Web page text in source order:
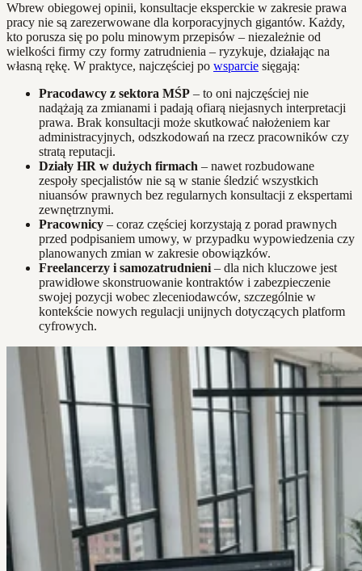
Wbrew obiegowej opinii, konsultacje eksperckie w zakresie prawa
pracy nie są zarezerwowane dla korporacyjnych gigantów. Każdy,
kto porusza się po polu minowym przepisów – niezależnie od
wielkości firmy czy formy zatrudnienia – ryzykuje, działając na
własną rękę. W praktyce, najczęściej po wsparcie sięgają:
Pracodawcy z sektora MŚP – to oni najczęściej nie
nadążają za zmianami i padają ofiarą niejasnych interpretacji
prawa. Brak konsultacji może skutkować nałożeniem kar
administracyjnych, odszkodowań na rzecz pracowników czy
stratą reputacji.
Działy HR w dużych firmach – nawet rozbudowane
zespoły specjalistów nie są w stanie śledzić wszystkich
niuansów prawnych bez regularnych konsultacji z ekspertami
zewnętrznymi.
Pracownicy – coraz częściej korzystają z porad prawnych
przed podpisaniem umowy, w przypadku wypowiedzenia czy
planowanych zmian w zakresie obowiązków.
Freelancerzy i samozatrudnieni – dla nich kluczowe jest
prawidłowe skonstruowanie kontraktów i zabezpieczenie
swojej pozycji wobec zleceniodawców, szczególnie w
kontekście nowych regulacji unijnych dotyczących platform
cyfrowych.